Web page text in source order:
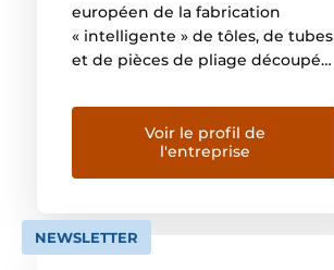
européen de la fabrication
« intelligente » de tôles, de tubes
et de pièces de pliage découpés
Sophia®, les clients peuvent
passer des commandes en ligne
24 heures sur 24 et 7 jours sur 7,
recevoir un devis en une minute
[…]
Voir le profil de
l'entreprise
NEWSLETTER